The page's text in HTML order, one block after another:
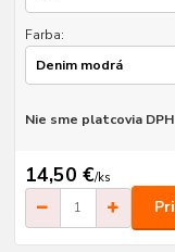
Farba:
Nie sme platcovia DPH
14,50 €/ks